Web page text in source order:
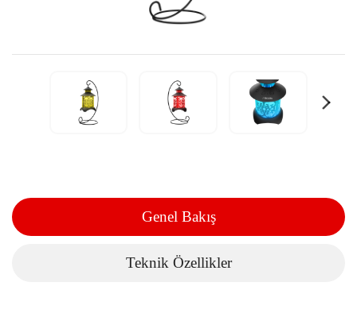
Genel Bakış
Teknik Özellikler